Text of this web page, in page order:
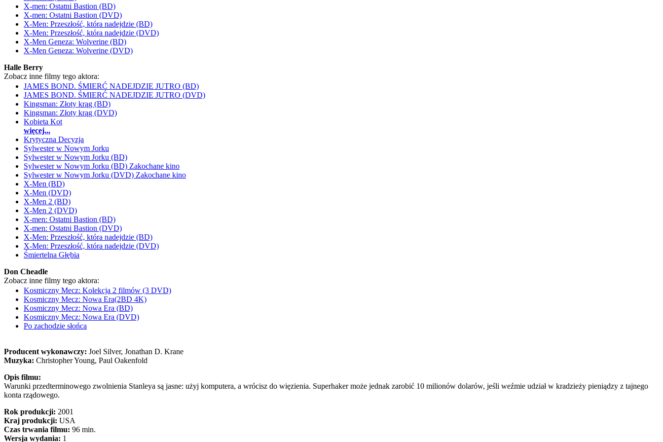
X-men: Ostatni Bastion (BD)
X-men: Ostatni Bastion (DVD)
X-Men: Przeszłość, która nadejdzie (BD)
X-Men: Przeszłość, która nadejdzie (DVD)
X-Men Geneza: Wolverine (BD)
X-Men Geneza: Wolverine (DVD)
Halle Berry
Zobacz inne filmy tego aktora:
JAMES BOND. ŚMIERĆ NADEJDZIE JUTRO (BD)
JAMES BOND. ŚMIERĆ NADEJDZIE JUTRO (DVD)
Kingsman: Złoty krąg (BD)
Kingsman: Złoty krąg (DVD)
Kobieta Kot
więcej...
Krytyczna Decyzja
Sylwester w Nowym Jorku
Sylwester w Nowym Jorku (BD)
Sylwester w Nowym Jorku (BD) Zakochane kino
Sylwester w Nowym Jorku (DVD) Zakochane kino
X-Men (BD)
X-Men (DVD)
X-Men 2 (BD)
X-Men 2 (DVD)
X-men: Ostatni Bastion (BD)
X-men: Ostatni Bastion (DVD)
X-Men: Przeszłość, która nadejdzie (BD)
X-Men: Przeszłość, która nadejdzie (DVD)
Śmiertelna Głębia
Don Cheadle
Zobacz inne filmy tego aktora:
Kosmiczny Mecz: Kolekcja 2 filmów (3 DVD)
Kosmiczny Mecz: Nowa Era(2BD 4K)
Kosmiczny Mecz: Nowa Era (BD)
Kosmiczny Mecz: Nowa Era (DVD)
Po zachodzie słońca
Producent wykonawczy: Joel Silver, Jonathan D. Krane
Muzyka: Christopher Young, Paul Oakenfold
Opis filmu:
Warunki przedterminowego zwolnienia Stanleya są jasne: użyj komputera, a wrócisz do więzienia. Superhaker może jednak zarobić 10 milionów dolarów, jeśli weźmie udział w kradzieży pieniądzy z tajnego
konta rządowego.
Rok produkcji: 2001
Kraj produkcji: USA
Czas trwania filmu: 96 min.
Wersja wydania: 1